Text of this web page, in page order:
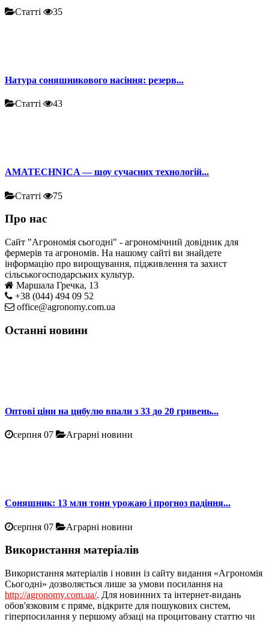
Статті 35
Натура соняшникового насіння: резерв...
Статті 43
AMATECHNICA — шоу сучасних технологій...
Статті 75
Про нас
Сайт "Агрономія сьогодні" - агрономічний довідник для
фермерів та агрономів. На нашому сайті ви знайдете
інформацію про вирощування, підживлення та захист
сільськогосподарських культур.
Маршала Гречка, 13
+38 (044) 494 09 52
office@agronomy.com.ua
Останні новини
Оптові ціни на цибулю впали з 33 до 20 гривень...
серпня 07 Аграрні новини
Соняшник: 13 млн тонн урожаю і прогноз падіння...
серпня 07 Аграрні новини
Використання матеріалів
Використання матеріалів і новин із сайту видання «Агрономія
Сьогодні» дозволяється лише за умови посилання на
http://agronomy.com.ua/. Для новинних та інтернет-видань
обов'язковим є пряме, відкрите для пошукових систем,
гіперпосилання у першому абзаці на процитовану статтю чи